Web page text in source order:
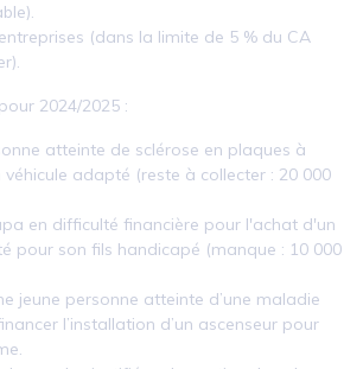
(dans la limite de 5 % du CA
2024/2025 :
atteinte de sclérose en plaques à
véhicule adapté (reste à collecter : 20 000
en difficulté financière pour l'achat d'un
pour son fils handicapé (manque : 10 000
jeune personne atteinte d’une maladie
l’installation d’un ascenseur pour